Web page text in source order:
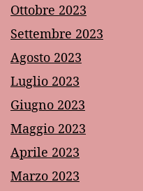
Ottobre 2023
Settembre 2023
Agosto 2023
Luglio 2023
Giugno 2023
Maggio 2023
Aprile 2023
Marzo 2023